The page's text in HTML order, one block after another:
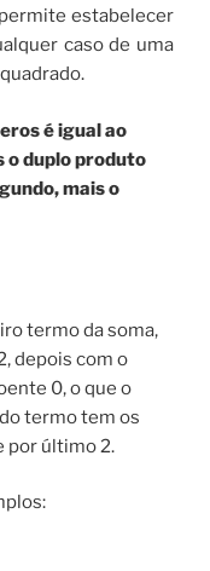
estabelecer
caso de uma
é igual ao
o duplo produto
mais o
termo da soma,
depois com o
0, o que o
termo tem os
por último 2.